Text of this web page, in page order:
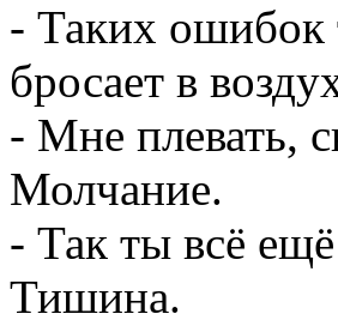
- Таких ошибок
бросает в
- Мне плевать,
Молчание.
- Так ты всё
Тишина.